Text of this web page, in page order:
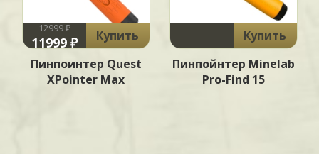
12999 ₽
11999 ₽
Купить
Пинпоинтер Quest
XPointer Max
Купить
Пинпойнтер Minelab
Pro-Find 15